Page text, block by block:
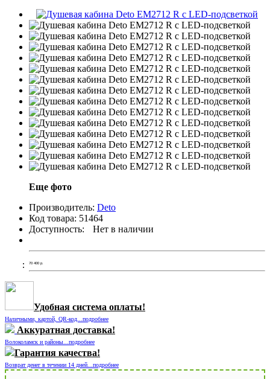
Еще фото
Производитель: Deto
Код товара: 51464
Доступность:
Нет в наличии
70 400 р.
Удобная система оплаты!
Наличными, картой, QR-код...подробнее
Аккуратная доставка!
Волоколамск и районы...подробнее
Гарантия качества!
Возврат денег в течении 14 дней...подробнее